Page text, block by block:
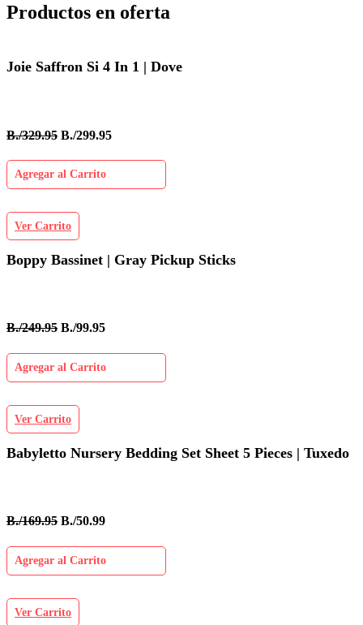
Productos en oferta
Joie Saffron Si 4 In 1 | Dove
B./329.95 B./299.95
Agregar al Carrito
Ver Carrito
Boppy Bassinet | Gray Pickup Sticks
B./249.95 B./99.95
Agregar al Carrito
Ver Carrito
Babyletto Nursery Bedding Set Sheet 5 Pieces | Tuxedo
B./169.95 B./50.99
Agregar al Carrito
Ver Carrito